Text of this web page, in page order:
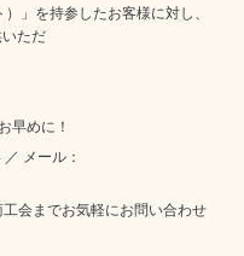
を持参したお客様に対し、
ただ
早めに！
／ メール：
会までお気軽にお問い合わせ